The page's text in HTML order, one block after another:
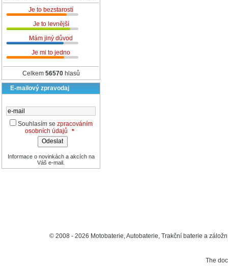
Je to bezstarostí
Je to levnější
Mám jiný důvod
Je mi to jedno
Celkem 56570hlasů
E-mailový zpravodaj
Souhlasím se zpracováním
osobních údajů
*
Informace o novinkách a akcích na
Váš e-mail.
© 2008 - 2026 Motobaterie, Autobaterie, Trakční baterie a
The